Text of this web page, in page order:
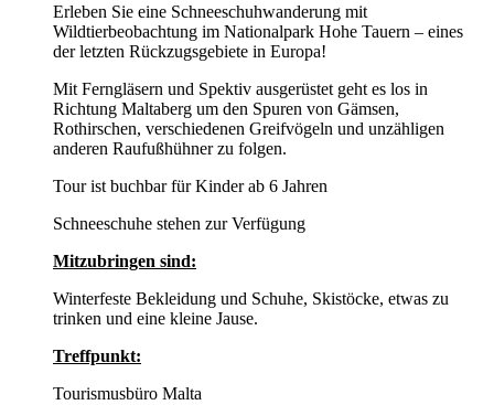
Erleben Sie eine Schneeschuhwanderung mit
Wildtierbeobachtung im Nationalpark Hohe Tauern – eines
der letzten Rückzugsgebiete in Europa!
Mit Ferngläsern und Spektiv ausgerüstet geht es los in
Richtung Maltaberg um den Spuren von Gämsen,
Rothirschen, verschiedenen Greifvögeln und unzähligen
anderen Raufußhühner zu folgen.
Tour ist buchbar für Kinder ab 6 Jahren
Schneeschuhe stehen zur Verfügung
Mitzubringen sind:
Winterfeste Bekleidung und Schuhe, Skistöcke, etwas zu
trinken und eine kleine Jause.
Treffpunkt:
Tourismusbüro Malta